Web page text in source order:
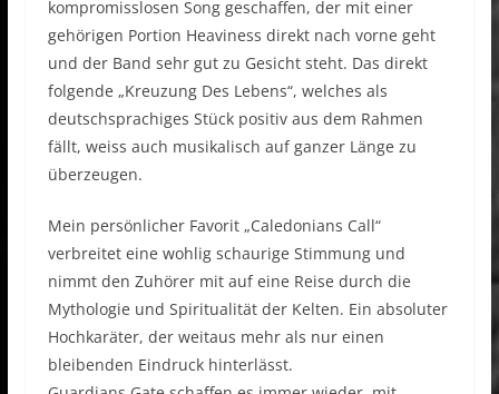
kompromisslosen Song geschaffen, der mit einer
gehörigen Portion Heaviness direkt nach vorne geht
und der Band sehr gut zu Gesicht steht. Das direkt
folgende „Kreuzung Des Lebens“, welches als
deutschsprachiges Stück positiv aus dem Rahmen
fällt, weiss auch musikalisch auf ganzer Länge zu
überzeugen.
Mein persönlicher Favorit „Caledonians Call“
verbreitet eine wohlig schaurige Stimmung und
nimmt den Zuhörer mit auf eine Reise durch die
Mythologie und Spiritualität der Kelten. Ein absoluter
Hochkaräter, der weitaus mehr als nur einen
bleibenden Eindruck hinterlässt.